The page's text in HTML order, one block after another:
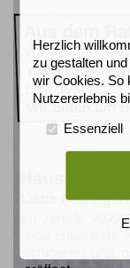
Herzlich
zu gestalten
wir Cookies. So
Nutzererlebnis
Essenziell